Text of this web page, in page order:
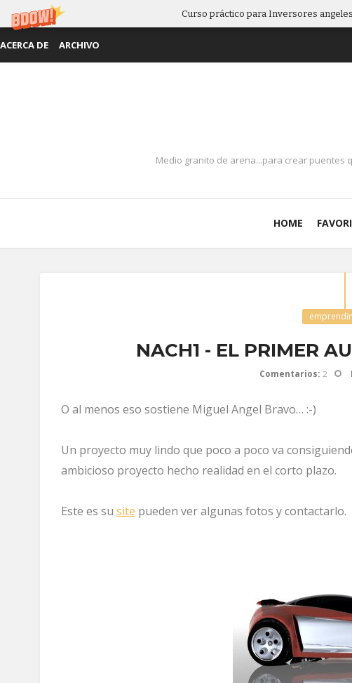
Curso práctico para Inversores
ACERCA DE ARCHIVO
Medio granito de arena...para crear puentes
HOME
NACH1 - EL PRIMER
Comentarios: 2
O al menos eso sostiene Miguel Angel Bravo… :-)
Un proyecto muy lindo que poco a poco va
ambicioso proyecto hecho realidad en el corto plazo.
Este es su site pueden ver algunas fotos y contactarlo.